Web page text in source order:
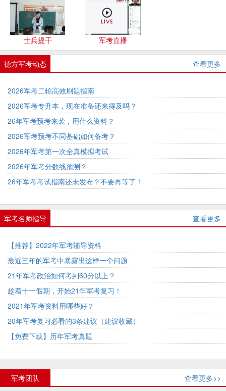
士兵提干 军考直播
德方军考动态 查看更多
2026军考二轮高效刷题指南
2026军考专升本，现在准备还来得及吗？
26年军考预考来袭，用什么资料？
2026军考预考不同基础如何备考？
2026年军考第一次全真模拟考试
2026年军考分数线预测？
26年军考考试指南还未发布？不要再等了！
军考名师指导 查看更多
【推荐】2022年军考辅导资料
最近三年的军考中暴露出这样一个问题
21年军考政治如何考到60分以上？
趁着十一假期，开始21年军考复习！
2021年军考资料用哪些好？
20年军考复习必看的3条建议（建议收藏）
【免费下载】历年军考真题
军考团队 查看更多>>